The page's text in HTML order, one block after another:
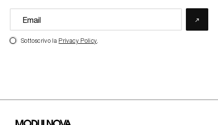
Sottoscrivo la Privacy Policy.